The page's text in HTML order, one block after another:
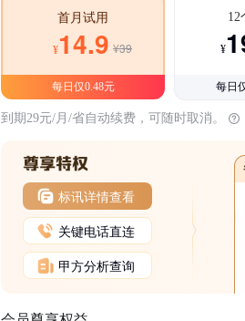
首月试用
¥14.9 ¥39
每日仅0.48元
12
¥
每日
到期29元/月/省自动续费，可随时取消。
标讯详情查看
关键电话直连
甲方分析查询